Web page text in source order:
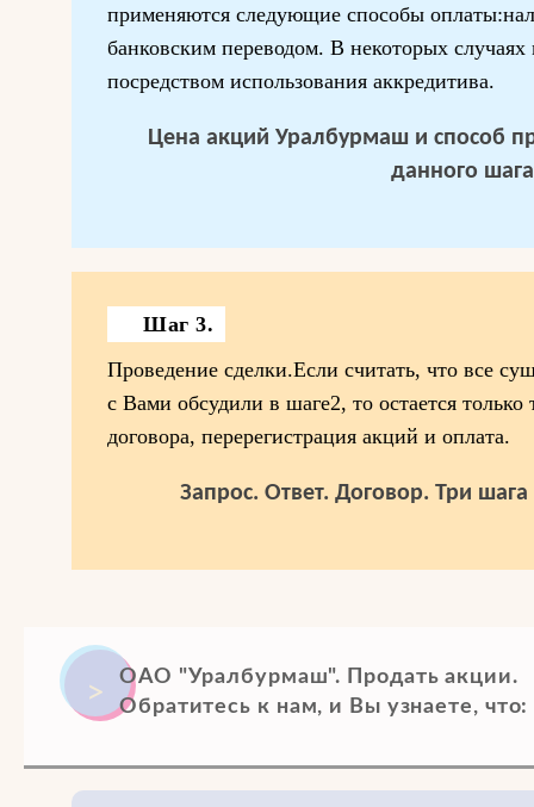
применяются следующие способы
банковским переводом. В некоторых
посредством использования аккредитива.
Цена акций Уралбурмаш и способ
данного
Шаг 3.
Проведение сделки.Если считать, что все
с Вами обсудили в шаге2, то остается только
договора, перерегистрация акций и оплата.
Запрос. Ответ. Договор. Три
ОАО "Уралбурмаш". Продать акции.
Обратитесь к нам, и Вы узнаете, что: